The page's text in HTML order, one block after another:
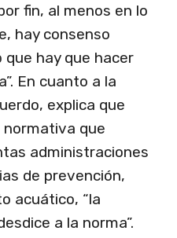
fin, al menos en lo
hay consenso
hay que hacer
En cuanto a la
explica que
normativa que
administraciones
de prevención,
acuático, “la
a la norma”.